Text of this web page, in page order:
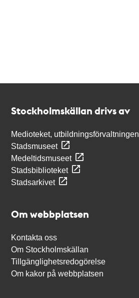
Stockholmskällan drivs av
Medioteket, utbildningsförvaltningen
Stadsmuseet
Medeltidsmuseet
Stadsbiblioteket
Stadsarkivet
Om webbplatsen
Kontakta oss
Om Stockholmskällan
Tillgänglighetsredogörelse
Om kakor på webbplatsen